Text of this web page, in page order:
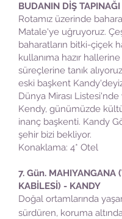
BUDANIN DİŞ TAPINAĞI
Rotamız üzerinde
Matale'ye uğruyoruz.
baharatların bitki-çiçek
kullanıma hazır
süreçlerine tanık
eski başkent
Dünya Mirası
Kendy, günümüzde
inanç başkenti. Kandy
şehir bizi bekliyor.
Konaklama: 4* Otel
7. Gün. MAHIYANGANA
KABİLESİ) - KANDY
Doğal ortamlarında
sürdüren, koruma